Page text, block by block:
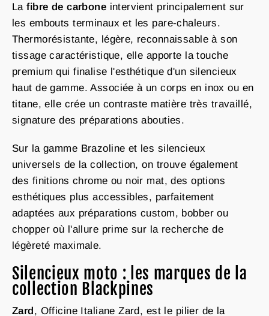
Lafibre de carbone intervient principalement sur
les embouts terminaux et les pare-chaleurs.
Thermorésistante, légère, reconnaissable à son
tissage caractéristique, elle apporte la touche
premium qui finalise l'esthétique d'un silencieux
haut de gamme. Associée à un corps en inox ou en
titane, elle crée un contraste matière très travaillé,
signature des préparations abouties.
Sur la gamme Brazoline et les silencieux
universels de la collection, on trouve également
des finitions chrome ou noir mat, des options
esthétiques plus accessibles, parfaitement
adaptées aux préparations custom, bobber ou
chopper où l'allure prime sur la recherche de
légèreté maximale.
Silencieux moto : les marques de la
collection Blackpines
Zard, Officine Italiane Zard, est le pilier de la